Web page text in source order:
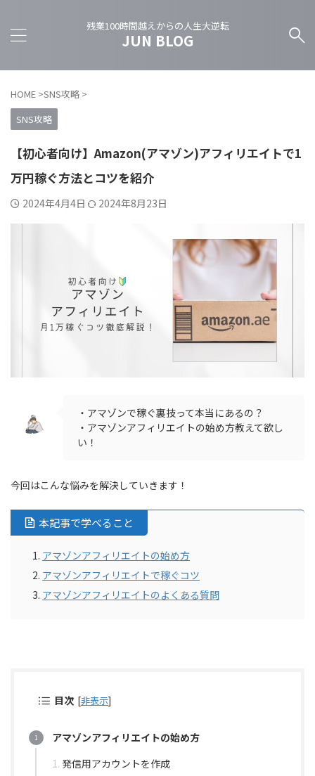
残業100時間越えからの人生大逆転
JUN BLOG
HOME >SNS攻略 >
SNS攻略
【初心者向け】Amazon(アマゾン)アフィリエイトで1
万円稼ぐ方法とコツを紹介
2024年4月4日 2024年8月23日
・アマゾンで稼ぐ裏技って本当にあるの？
・アマゾンアフィリエイトの始め方教えて欲し
い！
今回はこんな悩みを解決していきます！
本記事で学べること
アマゾンアフィリエイトの始め方
アマゾンアフィリエイトで稼ぐコツ
アマゾンアフィリエイトのよくある質問
目次 [非表示]
アマゾンアフィリエイトの始め方
発信用アカウントを作成